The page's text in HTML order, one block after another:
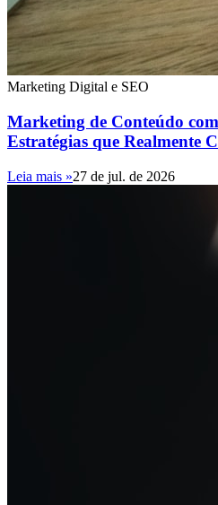
Marketing Digital e SEO
Marketing de Conteúdo
Estratégias que Realmente
Leia mais »27 de jul. de 2026